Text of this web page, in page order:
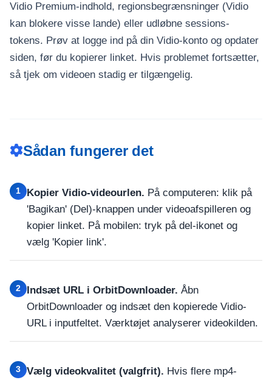
Vidio Premium-indhold, regionsbegrænsninger (Vidio
kan blokere visse lande) eller udløbne sessions-
tokens. Prøv at logge ind på din Vidio-konto og opdater
siden, før du kopierer linket. Hvis problemet fortsætter,
så tjek om videoen stadig er tilgængelig.
Sådan fungerer det
1 Kopier Vidio-videourlen. På computeren: klik på
'Bagikan' (Del)-knappen under videoafspilleren og
kopier linket. På mobilen: tryk på del-ikonet og
vælg 'Kopier link'.
2 Indsæt URL i OrbitDownloader. Åbn
OrbitDownloader og indsæt den kopierede Vidio-
URL i inputfeltet. Værktøjet analyserer videokilden.
3 Vælg videokvalitet (valgfrit). Hvis flere mp4-